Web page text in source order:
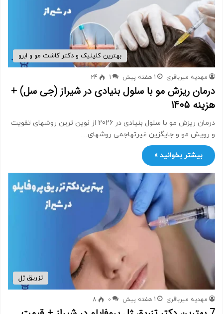
بهترین کلینیک و دکتر کاشت مو و ابرو
مهدیه میرباقری 1 هفته پیش 1
24
درمان ریزش مو با سلول بنیادی در شیراز (جی سل) +
هزینه ۱۴۰۵
درمان ریزش مو با سلول بنیادی در 2026 از نوین ترین روشهای تقویت
و رویش مو و جایگزین غیرتهاجمی روشهای…
بیشتر بخوانید »
تزریق ژل
مهدیه میرباقری 1 هفته پیش 0
8